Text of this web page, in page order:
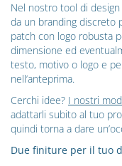
Nel nostro tool di
da un branding discreto
patch con logo robusta
dimensione ed
testo, motivo o logo e
nell’anteprima.
Cerchi idee? I nostri
adattarli subito al tuo
quindi torna a dare
Due finiture per il tuo